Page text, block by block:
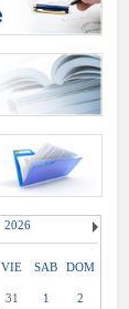
2026
VIE SAB DOM
31 1
2